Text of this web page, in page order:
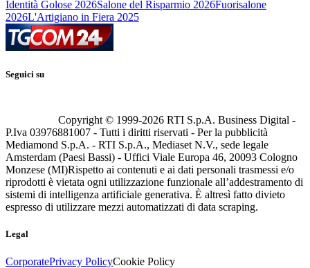
Identità Golose 2026Salone del Risparmio 2026Fuorisalone
2026L'Artigiano in Fiera 2025
Seguici su
Copyright © 1999-2026 RTI S.p.A. Business Digital -
P.Iva 03976881007 - Tutti i diritti riservati - Per la pubblicità
Mediamond S.p.A. - RTI S.p.A., Mediaset N.V., sede legale
Amsterdam (Paesi Bassi) - Uffici Viale Europa 46, 20093 Cologno
Monzese (MI)Rispetto ai contenuti e ai dati personali trasmessi e/o
riprodotti è vietata ogni utilizzazione funzionale all’addestramento di
sistemi di intelligenza artificiale generativa. È altresì fatto divieto
espresso di utilizzare mezzi automatizzati di data scraping.
Legal
CorporatePrivacy PolicyCookie Policy